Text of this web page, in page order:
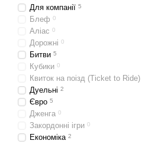
Для компанії 5
Блеф 0
Аліас 0
Дорожні 0
Битви 5
Кубики 0
Квиток на поізд (Ticket to Ride)
Дуельні 2
Євро 5
Дженга 0
Закордонні iгри 0
Економіка 2